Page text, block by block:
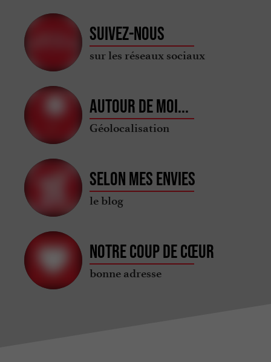
Suivez-nous
sur les réseaux sociaux
Autour de moi...
Géolocalisation
Selon mes envies
le blog
Notre coup de cœur
bonne adresse